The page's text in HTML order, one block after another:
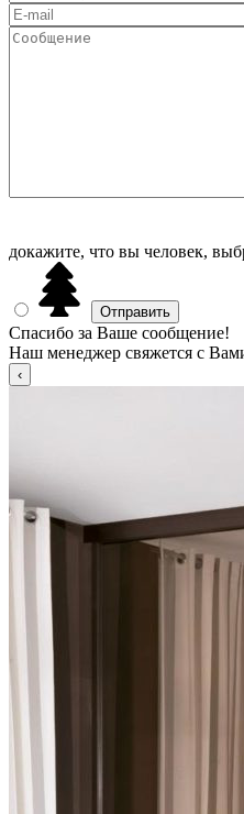
докажите, что вы человек,
Спасибо за Ваше сообщение!
Наш менеджер свяжется с